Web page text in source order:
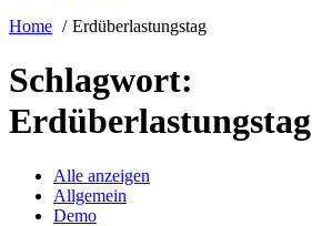
Home
Erdüberlastungstag
Schlagwort:
Erdüberlastungstag
Alle anzeigen
Allgemein
Demo